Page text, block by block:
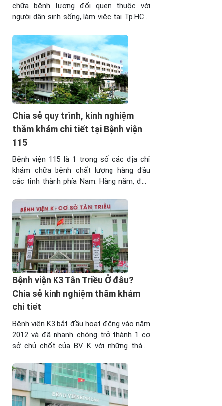
chữa bệnh tương đối quen thuộc với
người dân sinh sống, làm việc tại Tp.HCM
Với nền tảng đội ngũ bác sĩ chuyên sâu,
trang thiết bị hiện đại, đơn vị thường
xuyên có mặt trong ...
Chia sẻ quy trình, kinh nghiệm
thăm khám chi tiết tại Bệnh viện
115
Bệnh viện 115 là 1 trong số các địa chỉ
khám chữa bệnh chất lượng hàng đầu
các tỉnh thành phía Nam. Hàng năm, đơn
thăm khám, sử dụng các dịch vụ Y Tế. Để
hiểu rõ hơn về chức năng, nhiệm vụ, kinh
nghiệm thăm ...
Bệnh viện K3 Tân Triều Ở đâu?
Chia sẻ kinh nghiệm thăm khám
chi tiết
Bệnh viện K3 bắt đầu hoạt động vào năm
2012 và đã nhanh chóng trở thành 1 cơ
sở chủ chốt của BV K với những thành
lý khó, phức tạp. Được chỉ đạo theo chủ
trường từ cấp Chính phủ, đơn vị có định
hướng ...